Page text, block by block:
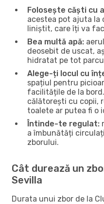
Folosește căști cu
acestea pot ajuta la
liniștit, care îți va
Bea multă apă:
deosebit de uscat,
hidratat pe tot
Alege-ți locul cu
spațiul pentru
facilitățile de la
călătorești cu copii,
toalete ar putea fi o
Întinde-te regulat:
a îmbunătăți
zborului.
Cât durează un
Sevilla
Durata unui zbor de la